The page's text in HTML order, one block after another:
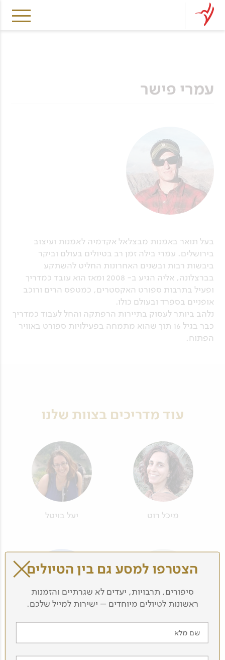
עמרי פישר
בעל תואר באמנות מבצלאל אקדמיה לאמנות ועיצוב
בירושלים. עמרי בילה זמן רב בטיולים בעולם וביקר
ביבשות רבות ובשנים האחרונות החליט להשתקע
בברצלונה, אליה הגיע ב- 2008 ומאז הוא עובד כמדריך
ופעיל בתרבות ספורט האקסטרים, כמטפס הרים ורוכב
אופניים בספרד ובעולם כולו.
נלהב ביותר לעסוק בתיירות הרפתקה והחל לעבוד כמדריך
כבר בגיל 16 תוך שהוא מתמחה בפעילויות ספורט באוויר
הפתוח.
עוד מדריכים בצוות שלנו
מיכל רוט יעל בויטל
ליאור לוזון בן שפלן
הצטרפו למסע גם בין הטיולים
סיפורים, תרבויות, יעדים לא שגרתיים והזמנות
ראשונות לטיולים מיוחדים – ישירות למייל שלכם.
שם מלא